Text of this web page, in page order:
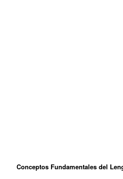
Conceptos Fundamentales del